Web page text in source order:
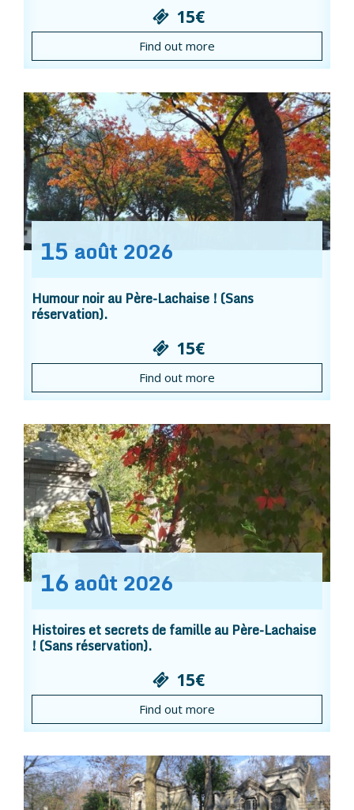
15€
Find out more
15 août 2026
Humour noir au Père-Lachaise ! (Sans
réservation).
15€
Find out more
16 août 2026
Histoires et secrets de famille au Père-Lachaise
! (Sans réservation).
15€
Find out more